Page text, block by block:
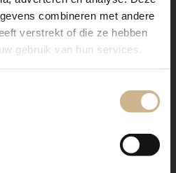
combineren met andere
verstrekt of die ze hebben
gebruik van hun services.